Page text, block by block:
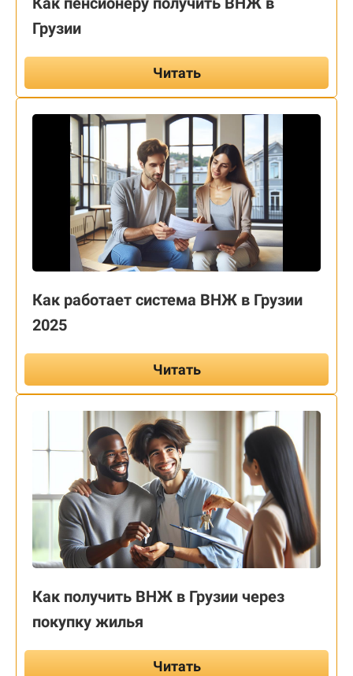
Грузии
Читать
Как работает система ВНЖ в Грузии
2025
Читать
Как получить ВНЖ в Грузии через
покупку жилья
Читать